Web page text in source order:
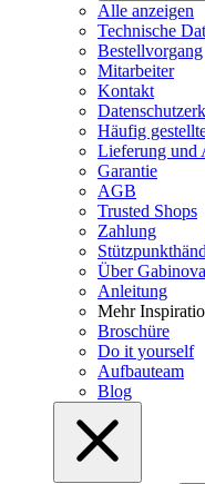
Alle anzeigen
Technische
Bestellvorgang
Mitarbeiter
Kontakt
Häufig
Lieferung und
Garantie
AGB
Trusted Shops
Zahlung
Über Gabinova
Anleitung
Mehr
Broschüre
Do it yourself
Aufbauteam
Blog